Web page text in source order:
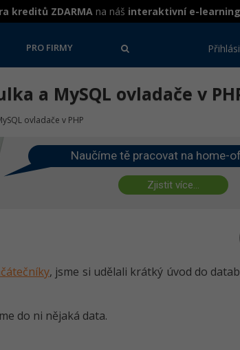
kreditů ZDARMA na náš interaktivní e-learning
PRO FIRMY
a MySQL ovladače v
ovladače v PHP
Naučíme tě pracovat na home-
Zjistit více...
, jsme si udělali krátký úvod do
do ni nějaká data.